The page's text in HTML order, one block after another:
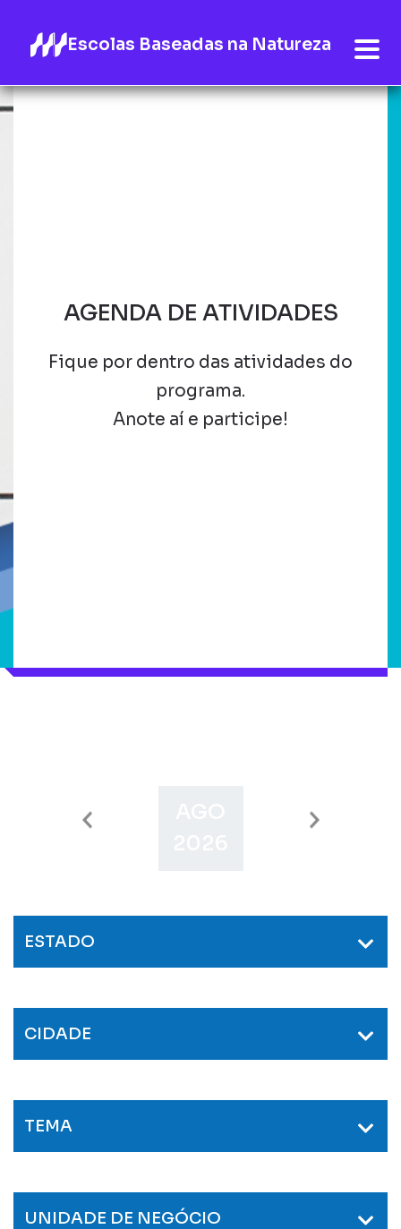
Escolas Baseadas na Natureza
AGENDA DE ATIVIDADES
Fique por dentro das atividades do
programa.
Anote aí e participe!
SET
ESTADO
CIDADE
TEMA
UNIDADE DE NEGÓCIO